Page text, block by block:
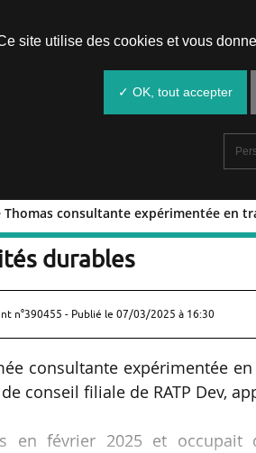
Thomas consultante expérimentée en
Thomas
durables
n°390455 - Publié le 07/03/2025 à 16:30
consultante expérimentée
conseil filiale de RATP Dev,
en février 2025 et occupait
site utilise des cookies et vous
✓ OK, tout accepter